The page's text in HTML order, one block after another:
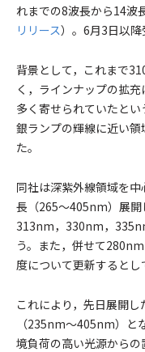
れまでの8波長から14波
リリース）。6月3日以降
背景として，これまで
く，ラインナップの拡
多く寄せられていたと
銀ランプの輝線に近い
た。
同社は深紫外線領域を
長（265～405nm）展開
313nm，330nm，
う。また，併せて
度について更新するとし
これにより，先日展開
（235nm～405nm）と
境負荷の高い光源から